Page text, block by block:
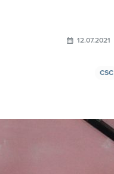
12.07.2021
CSC